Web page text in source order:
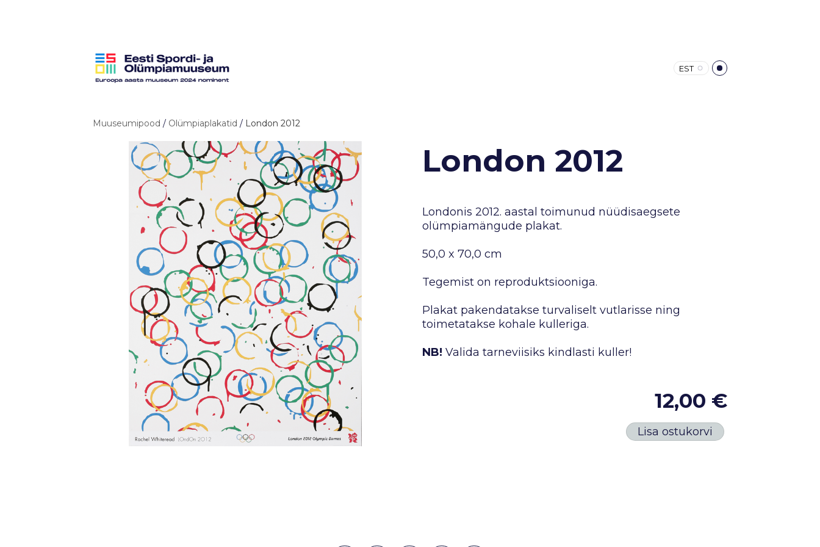
EST
Muuseumipood / Olümpiaplakatid / London 2012
London 2012
Londonis 2012. aastal toimunud nüüdisaegsete
olümpiamängude plakat.
50,0 x 70,0 cm
Tegemist on reproduktsiooniga.
Plakat pakendatakse turvaliselt vutlarisse ning
toimetatakse kohale kulleriga.
NB! Valida tarneviisiks kindlasti kuller!
12,00 €
Lisa ostukorvi